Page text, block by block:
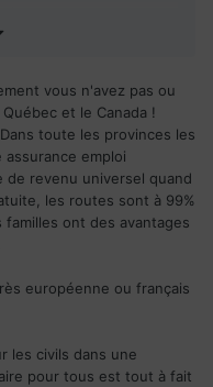
années à
vous n'avez pas ou
et le Canada !
toute les provinces les
emploi
de revenu universel quand
les routes sont à 99%
ont des avantages
européenne ou français
les civils dans une
pour tous est tout à fait